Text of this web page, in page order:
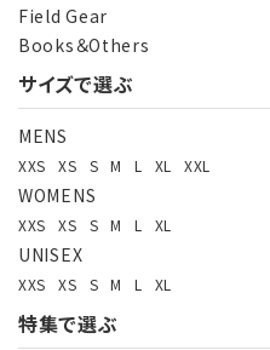
Field Gear
Books＆Others
サイズで選ぶ
MENS
XXS XS S M L XL XXL
WOMENS
XXS XS S M L XL
UNISEX
XXS XS S M L XL
特集で選ぶ